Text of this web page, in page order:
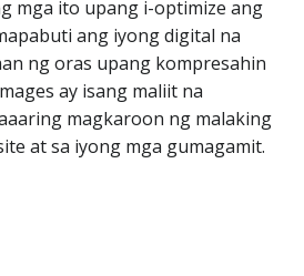
mga ito upang i-optimize ang
ang iyong digital na
ng oras upang kompresahin
ay isang maliit na
magkaroon ng malaking
at sa iyong mga gumagamit.